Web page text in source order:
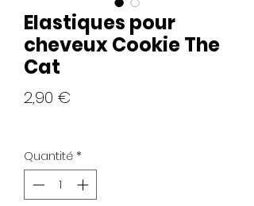
Elastiques pour
cheveux Cookie The
Cat
2,90 €
Quantité*